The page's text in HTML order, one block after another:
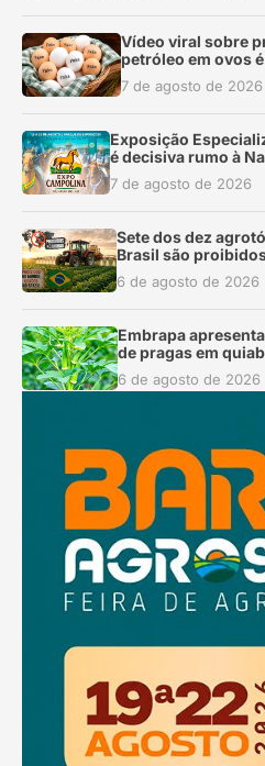
Vídeo viral sobre
petróleo em ovos
7 de agosto de 2026
Exposição
é decisiva rumo à
7 de agosto de 2026
Sete dos dez
Brasil são
6 de agosto de 2026
Embrapa
de pragas em
6 de agosto de 2026